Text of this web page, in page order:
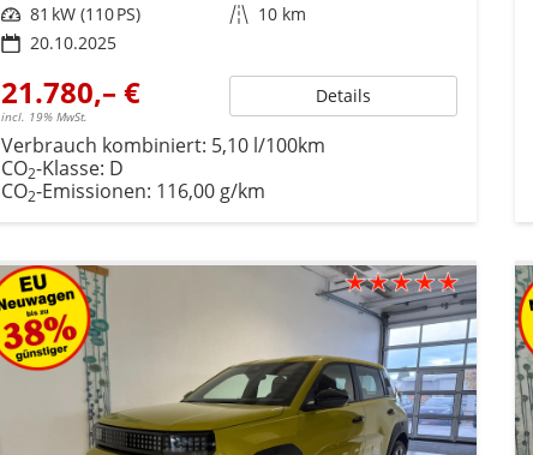
Leistung 81 kW (110 PS) Kilometerstand 10 km
20.10.2025
21.780,– €
incl. 19% MwSt.
Details
Verbrauch kombiniert: 5,10 l/100km
CO2-Klasse: D
CO2-Emissionen: 116,00 g/km